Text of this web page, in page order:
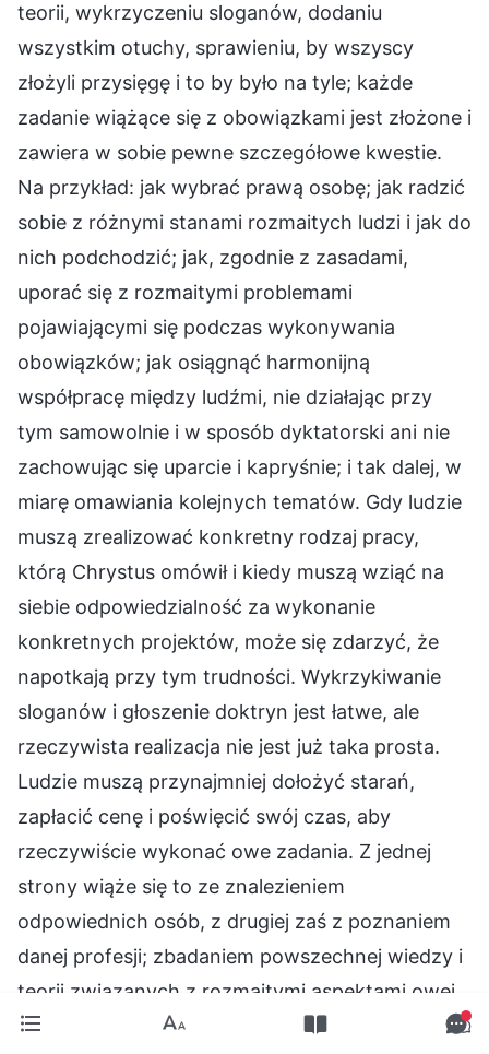
teorii, wykrzyczeniu sloganów, dodaniu
wszystkim otuchy, sprawieniu, by wszyscy
złożyli przysięgę i to by było na tyle; każde
zadanie wiążące się z obowiązkami jest złożone i
zawiera w sobie pewne szczegółowe kwestie.
Na przykład: jak wybrać prawą osobę; jak radzić
sobie z różnymi stanami rozmaitych ludzi i jak do
nich podchodzić; jak, zgodnie z zasadami,
uporać się z rozmaitymi problemami
pojawiającymi się podczas wykonywania
obowiązków; jak osiągnąć harmonijną
współpracę między ludźmi, nie działając przy
tym samowolnie i w sposób dyktatorski ani nie
zachowując się uparcie i kapryśnie; i tak dalej, w
miarę omawiania kolejnych tematów. Gdy ludzie
muszą zrealizować konkretny rodzaj pracy,
którą Chrystus omówił i kiedy muszą wziąć na
siebie odpowiedzialność za wykonanie
konkretnych projektów, może się zdarzyć, że
napotkają przy tym trudności. Wykrzykiwanie
sloganów i głoszenie doktryn jest łatwe, ale
rzeczywista realizacja nie jest już taka prosta.
Ludzie muszą przynajmniej dołożyć starań,
zapłacić cenę i poświęcić swój czas, aby
rzeczywiście wykonać owe zadania. Z jednej
strony wiąże się to ze znalezieniem
odpowiednich osób, z drugiej zaś z poznaniem
danej profesji; zbadaniem powszechnej wiedzy i
teorii związanych z rozmaitymi aspektami owej
profesji, a także konkretnych metod i dróg